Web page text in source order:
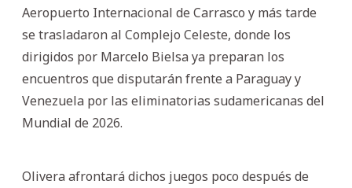
Aeropuerto Internacional de Carrasco y más tarde
se trasladaron al Complejo Celeste, donde los
dirigidos por Marcelo Bielsa ya preparan los
encuentros que disputarán frente a Paraguay y
Venezuela por las eliminatorias sudamericanas del
Mundial de 2026.
Olivera afrontará dichos juegos poco después de